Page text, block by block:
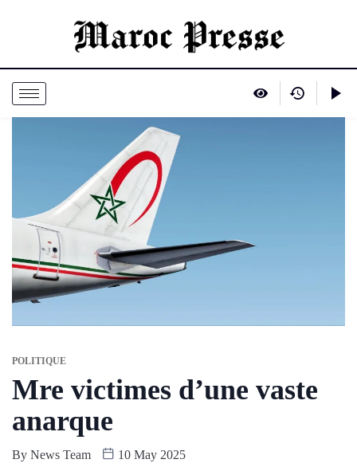
POLITIQUE
Mre victimes d’une vaste
anarque
By News Team 10 May 2025